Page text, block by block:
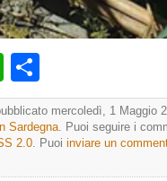
WhatsApp
mercoledì, 1 Maggio
Sardegna. Puoi seguire i
2.0. Puoi inviare un